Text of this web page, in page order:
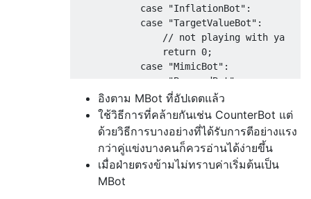
case
"InflationBot" :
case
"TargetValueBot" :
// not playing with ya
return 0;
case
"MimicBot" :
"BuzzardBot"
case "MarginalBot"
case
"MarginalerBot"
"BluffBot"
case
"MBot" :
// go away, gimme easy
return isPeeking ? 66666
อิงตาม MBot ที่อัปเดตแล้ว
ใช้วิธีการที่คล้ายกันเช่น CounterBot แต่
ด้วยวิธีการบางอย่างที่ได้รับการตีอย่างแรง
กว่าคู่แข่งบางคนก็ควรอ่านได้ง่ายขึ้น
เมื่อฝ่ายตรงข้ามไม่ทราบค่าเริ่มต้นเป็น
MBot